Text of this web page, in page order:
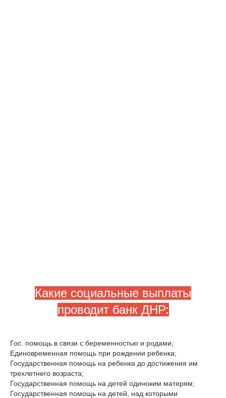
Какие социальные выплаты
проводит банк ДНР:
Гос. помощь в связи с беременностью и родами;
Единовременная помощь при рождении ребенка;
Государственная помощь на ребенка до достижения им
трехлетнего возраста;
Государственная помощь на детей одиноким матерям;
Государственная помощь на детей, над которыми